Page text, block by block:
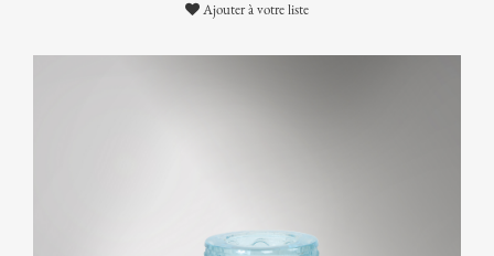
Ajouter à votre liste